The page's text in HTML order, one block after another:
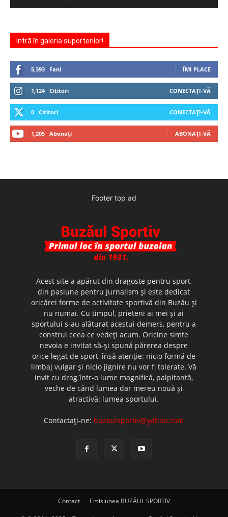
Intră în galeria suporterilor!
5,393 Fani ÎMI PLACE
1,124 Cititori CONECTAȚI-VĂ
0 Cititori CONECTAȚI-VĂ
1,205 Abonați ABONAȚI-VĂ
Footer top ad
Acest site a apărut din dragoste pentru sport,
din pasiune pentru jurnalism şi este dedicat
oricărei forme de activitate sportivă din Buzău şi
nu numai. Cu timpul, prieteni ai mei şi ai
sportului s-au alăturat acestui demers, pentru a
construi ceea ce vedeţi acum. Oricine simte
nevoia e invitat să-şi spună părerea despre
orice legat de sport, însă atenţie: nicio formă de
limbaj vulgar şi nicio jignire nu vor fi tolerate. Vă
invit cu drag într-o lume magnifică, palpitantă,
veche de când lumea dar mereu nouă şi
atractivă: lumea sportului.
Contactați-ne: buzaulsportiv@yahoo.com
Contact Emisiunea BUZĂUL SPORTIV